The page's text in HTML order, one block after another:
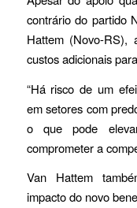
contrário do partido
Hattem (Novo-RS),
custos adicionais
“Há risco de um
em setores com
o que pode
comprometer a
Van Hattem
impacto do novo